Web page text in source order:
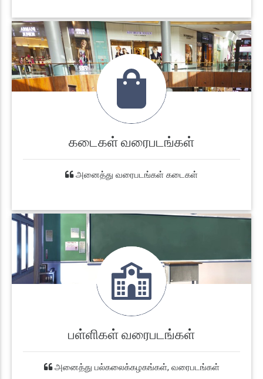
கடைகள் வரைபடங்கள்
அனைத்து வரைபடங்கள் கடைகள்
பள்ளிகள் வரைபடங்கள்
அனைத்து பல்கலைக்கழகங்கள், வரைபடங்கள்